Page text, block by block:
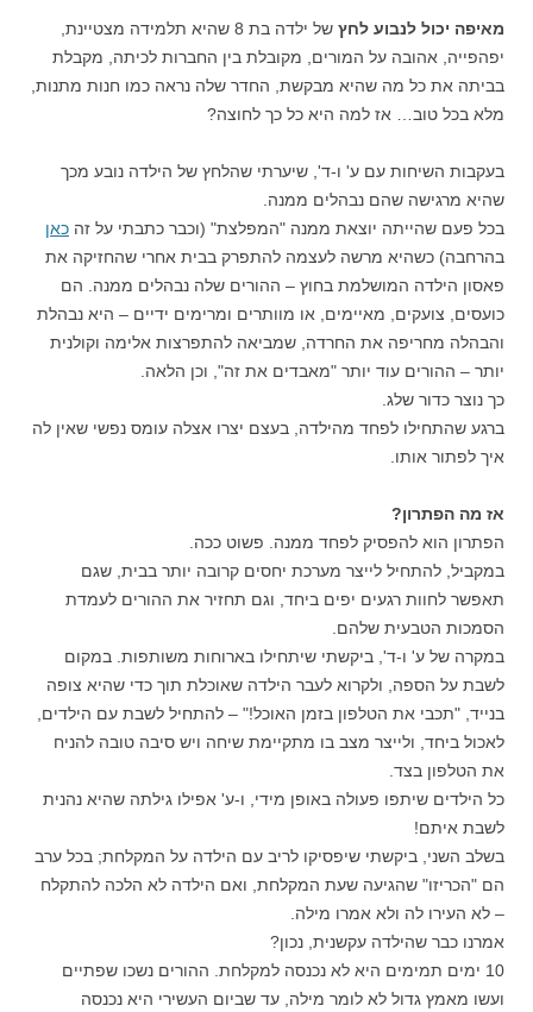
מאיפה יכול לנבוע לחץ
של ילדה בת 8 שהיא תלמידה מצטיינת,
יפהפייה, אהובה על המורים, מקובלת בין החברות לכיתה, מקבלת
בביתה את כל מה שהיא מבקשת, החדר שלה נראה כמו חנות מתנות,
מלא בכל טוב… אז למה היא כל כך לחוצה?
בעקבות השיחות עם ע' ו-ד', שיערתי שהלחץ של הילדה נובע מכך
שהיא מרגישה שהם נבהלים ממנה.
בכל פעם שהייתה יוצאת ממנה "המפלצת" (וכבר כתבתי על זה כאן
בהרחבה) כשהיא מרשה לעצמה להתפרק בבית אחרי שהחזיקה את
פאסון הילדה המושלמת בחוץ – ההורים שלה נבהלים ממנה. הם
כועסים, צועקים, מאיימים, או מוותרים ומרימים ידיים – היא נבהלת
והבהלה מחריפה את החרדה, שמביאה להתפרצות אלימה וקולנית
יותר – ההורים עוד יותר "מאבדים את זה", וכן הלאה.
כך נוצר כדור שלג.
ברגע שהתחילו לפחד מהילדה, בעצם יצרו אצלה עומס נפשי שאין לה
איך לפתור אותו.
אז מה הפתרון?
הפתרון הוא להפסיק לפחד ממנה. פשוט ככה.
במקביל, להתחיל לייצר מערכת יחסים קרובה יותר בבית, שגם
תאפשר לחוות רגעים יפים ביחד, וגם תחזיר את ההורים לעמדת
הסמכות הטבעית שלהם.
במקרה של ע' ו-ד', ביקשתי שיתחילו בארוחות משותפות. במקום
לשבת על הספה, ולקרוא לעבר הילדה שאוכלת תוך כדי שהיא צופה
בנייד, "תכבי את הטלפון בזמן האוכל!" – להתחיל לשבת עם הילדים,
לאכול ביחד, ולייצר מצב בו מתקיימת שיחה ויש סיבה טובה להניח
את הטלפון בצד.
כל הילדים שיתפו פעולה באופן מידי, ו-ע' אפילו גילתה שהיא נהנית
לשבת איתם!
בשלב השני, ביקשתי שיפסיקו לריב עם הילדה על המקלחת; בכל ערב
הם "הכריזו" שהגיעה שעת המקלחת, ואם הילדה לא הלכה להתקלח
– לא העירו לה ולא אמרו מילה.
אמרנו כבר שהילדה עקשנית, נכון?
10 ימים תמימים היא לא נכנסה למקלחת. ההורים נשכו שפתיים
ועשו מאמץ גדול לא לומר מילה, עד שביום העשירי היא נכנסה